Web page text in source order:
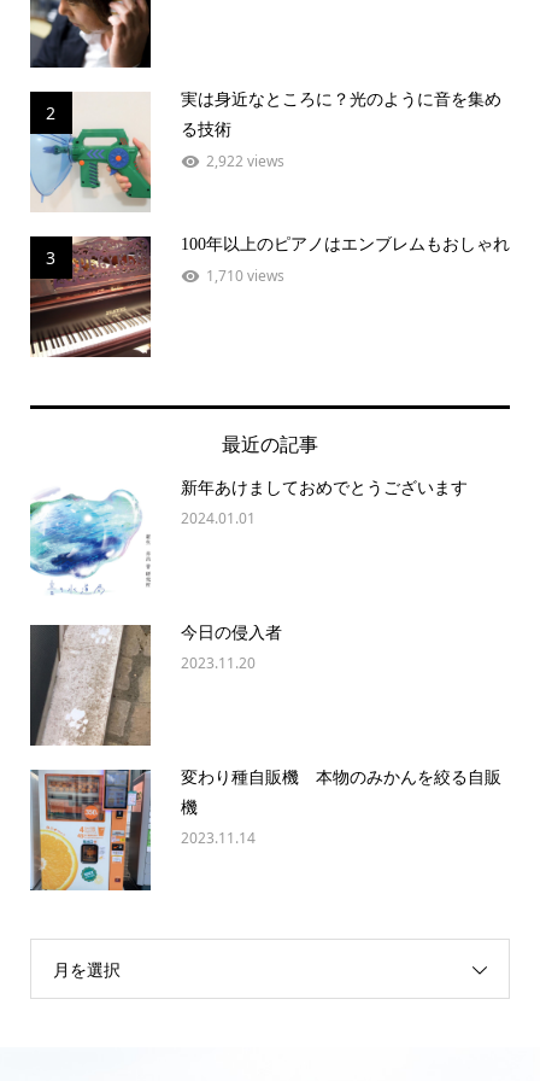
2
実は身近なところに？光のように音を集め
る技術
2,922 views
3
100年以上のピアノはエンブレムもおしゃれ
1,710 views
最近の記事
新年あけましておめでとうございます
2024.01.01
今日の侵入者
2023.11.20
変わり種自販機 本物のみかんを絞る自販
機
2023.11.14
月を選択